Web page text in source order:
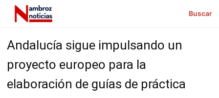
Buscar
Andalucía sigue impulsando un
proyecto europeo para la
elaboración de guías de práctica